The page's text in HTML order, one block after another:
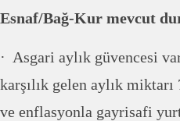
Esnaf/Bağ-Kur mevcut
· Asgari aylık güvencesi
karşılık gelen aylık
ve enflasyonla gayrisafi